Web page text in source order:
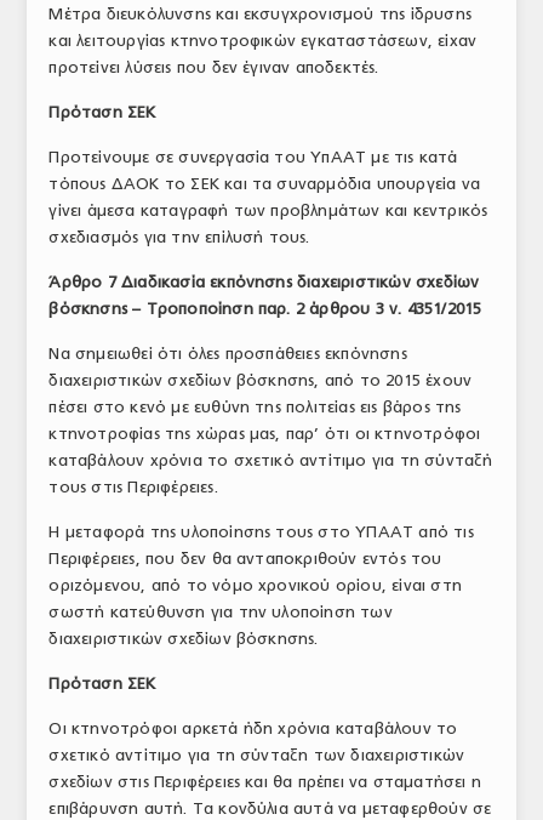
Μέτρα διευκόλυνσης και εκσυγχρονισμού της ίδρυσης
και λειτουργίας κτηνοτροφικών εγκαταστάσεων, είχαν
προτείνει λύσεις που δεν έγιναν αποδεκτές.
Πρόταση ΣΕΚ
Προτείνουμε σε συνεργασία του ΥπΑΑΤ με τις κατά
τόπους ΔΑΟΚ το ΣΕΚ και τα συναρμόδια υπουργεία να
γίνει άμεσα καταγραφή των προβλημάτων και κεντρικός
σχεδιασμός για την επίλυσή τους.
Άρθρο 7 Διαδικασία εκπόνησης διαχειριστικών σχεδίων
βόσκησης – Τροποποίηση παρ. 2 άρθρου 3 ν. 4351/2015
Να σημειωθεί ότι όλες προσπάθειες εκπόνησης
διαχειριστικών σχεδίων βόσκησης, από το 2015 έχουν
πέσει στο κενό με ευθύνη της πολιτείας εις βάρος της
κτηνοτροφίας της χώρας μας, παρ’ ότι οι κτηνοτρόφοι
καταβάλουν χρόνια το σχετικό αντίτιμο για τη σύνταξή
τους στις Περιφέρειες.
Η μεταφορά της υλοποίησης τους στο ΥΠΑΑΤ από τις
Περιφέρειες, που δεν θα ανταποκριθούν εντός του
οριζόμενου, από το νόμο χρονικού ορίου, είναι στη
σωστή κατεύθυνση για την υλοποίηση των
διαχειριστικών σχεδίων βόσκησης.
Πρόταση ΣΕΚ
Οι κτηνοτρόφοι αρκετά ήδη χρόνια καταβάλουν το
σχετικό αντίτιμο για τη σύνταξη των διαχειριστικών
σχεδίων στις Περιφέρειες και θα πρέπει να σταματήσει η
επιβάρυνση αυτή. Τα κονδύλια αυτά να μεταφερθούν σε